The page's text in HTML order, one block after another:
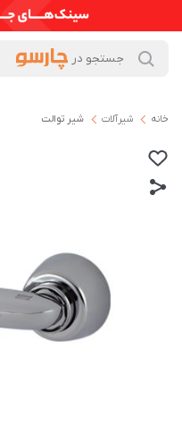
خانه شیرآلات شیر توالت